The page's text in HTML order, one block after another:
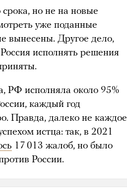
но не на новые
уже поданные
вынесены. Другое дело,
исполнять решения
РФ исполняла около 95%
каждый год
Правда, далеко не каждое
истца: так, в 2021
17 013 жалоб, но было
России.